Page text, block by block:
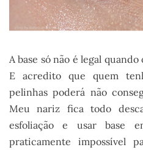
A base só não é legal
E acredito que quem
pelinhas poderá não
Meu nariz fica todo
esfoliação e usar base
praticamente impossível